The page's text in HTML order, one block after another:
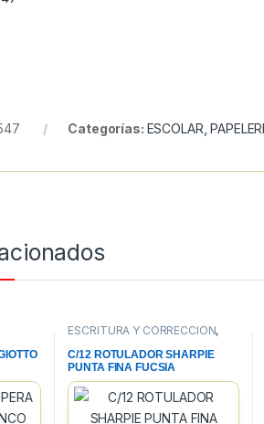
Categorías: ESCOLAR ,
ESCRITURA Y CORRECCION,
PERMANENTES
C/12 ROTULADOR SHARPIE
PUNTA FINA FUCSIA
PERMANENTE